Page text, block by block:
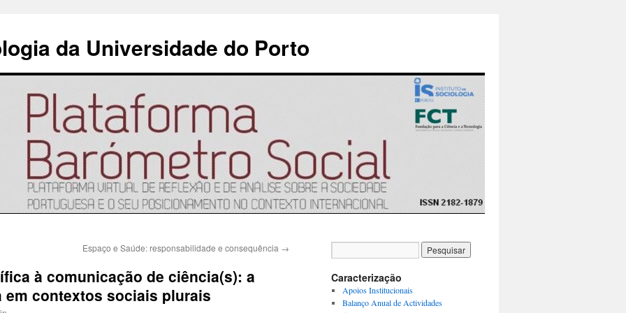
da Universidade do Porto
Espaço e Saúde: responsabilidade e consequência →
à comunicação de ciência(s): a
em contextos sociais plurais
Caracterização
Apoios Institucionais
Balanço Anual de Actividades